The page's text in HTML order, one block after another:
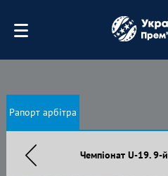
Рапорт арбітра
Чемпіонат U-19.